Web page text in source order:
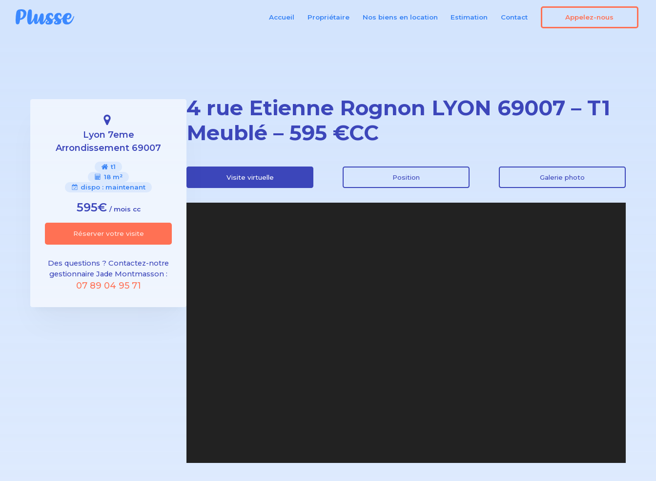
Accueil Propriétaire Nos biens en location Estimation Contact Appelez-nous
Lyon 7eme
Arrondissement 69007
t1
18 m²
dispo : maintenant
595€ / mois cc
Réserver votre visite
Des questions ? Contactez-notre
gestionnaire Jade Montmasson :
07 89 04 95 71
4 rue Etienne Rognon LYON 69007 – T1
Meublé – 595 €CC
Visite virtuelle Position Galerie photo